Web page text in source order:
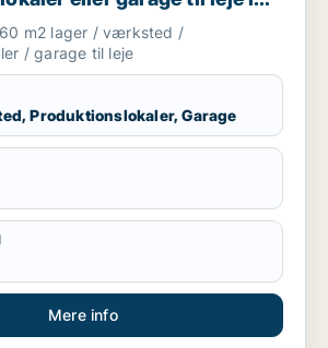
m2 lager / værksted /
/ garage til leje
Produktionslokaler, Garage
Mere info